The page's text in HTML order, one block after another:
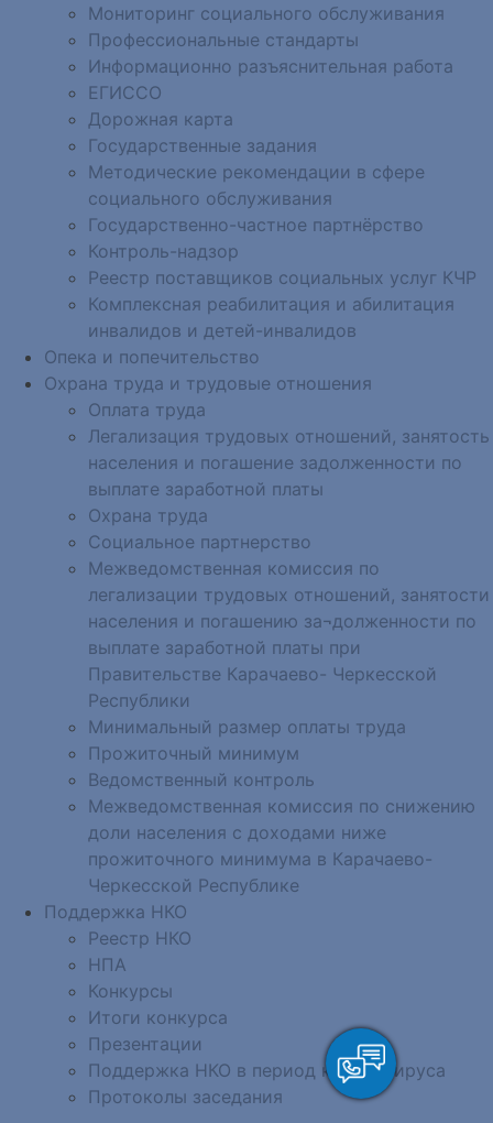
Мониторинг социального обслуживания
Профессиональные стандарты
Информационно разъяснительная работа
ЕГИССО
Дорожная карта
Государственные задания
Методические рекомендации в сфере
социального обслуживания
Государственно-частное партнёрство
Контроль-надзор
Реестр поставщиков социальных услуг КЧР
Комплексная реабилитация и абилитация
инвалидов и детей-инвалидов
Опека и попечительство
Охрана труда и трудовые отношения
Оплата труда
Легализация трудовых отношений, занятость
населения и погашение задолженности по
выплате заработной платы
Охрана труда
Социальное партнерство
Межведомственная комиссия по
легализации трудовых отношений, занятости
населения и погашению за¬долженности по
выплате заработной платы при
Правительстве Карачаево- Черкесской
Республики
Минимальный размер оплаты труда
Прожиточный минимум
Ведомственный контроль
Межведомственная комиссия по снижению
доли населения с доходами ниже
прожиточного минимума в Карачаево-
Черкесской Республике
Поддержка НКО
Реестр НКО
НПА
Конкурсы
Итоги конкурса
Презентации
Поддержка НКО в период коронавируса
Протоколы заседания